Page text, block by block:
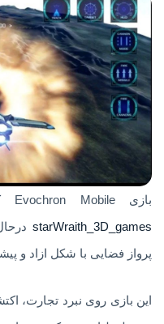
بازی Evochron Mobile که توسط شرکت بازی سازی
starWraith_3D_games
پرواز فضایی با شکل ازاد و
این بازی روی نبرد تجارت،